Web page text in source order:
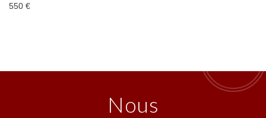
550 €
nous